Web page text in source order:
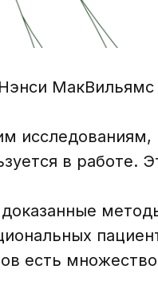
МакВильямс
в работе.
есть